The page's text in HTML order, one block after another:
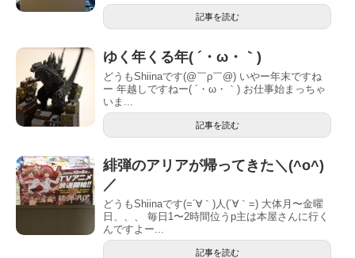
記事を読む
ゆく年くる年( ´・ω・｀)
どうもShiinaです(@￣ρ￣@) いやー年末ですね
ー 年越しですねー( ´・ω・｀) お仕事始まっちゃ
いま...
記事を読む
緋弾のアリアが帰ってきた＼(^o^)
／
どうもShiinaです(=´∀｀)人(´∀｀=) 大体月〜金曜
日、、、 毎日1〜2時間位うp主は本屋さんに行く
んですよー...
記事を読む